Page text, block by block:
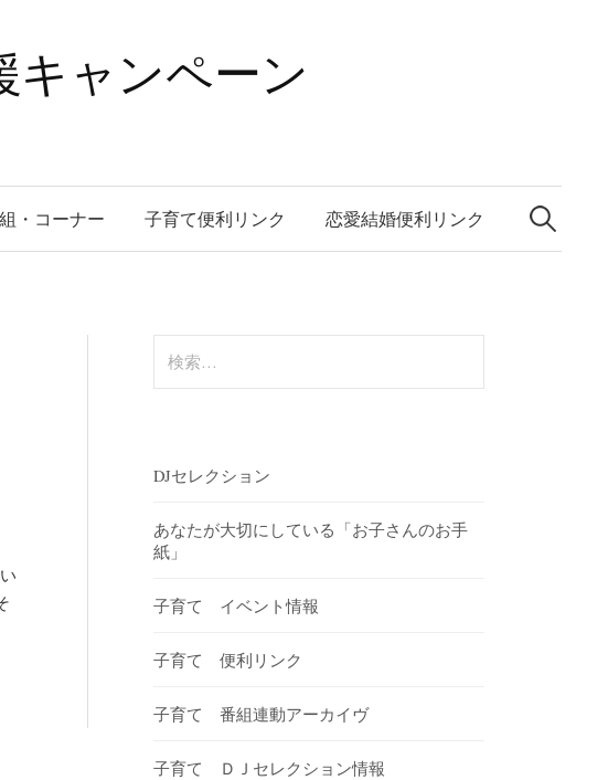
キャンペーン
・コーナー 子育て便利リンク 恋愛結婚便利リンク
検
索:
索:
DJセレクション
あなたが大切にしている「お子さんのお手
紙」
子育て イベント情報
子育て 便利リンク
子育て 番組連動アーカイヴ
子育て ＤＪセレクション情報